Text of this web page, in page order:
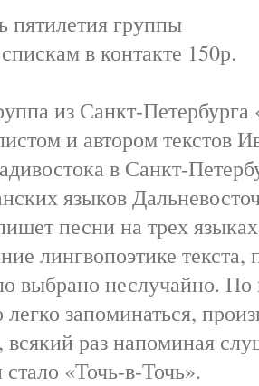
пятилетия группы
в контакте 150р.
из Санкт-Петербурга
и автором текстов
в Санкт-
языков
песни на трех
лингвопоэтике текста,
выбрано неслучайно.
запоминаться,
раз напоминая
«Точь-в-Точь».